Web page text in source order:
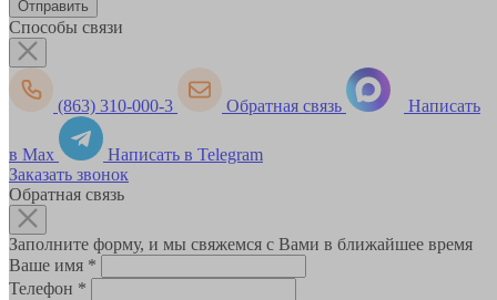
Способы связи
(863) 310-000-3 Обратная связь Написать
в Max
Написать в Telegram
Заказать звонок
Обратная связь
Заполните форму, и мы свяжемся с Вами в ближайшее время
Ваше имя *
Телефон *